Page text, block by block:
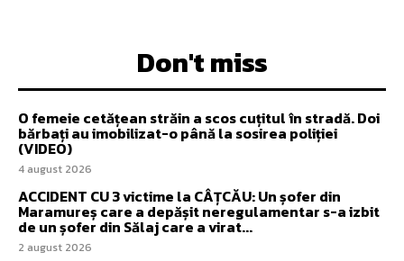
Don't miss
O femeie cetățean străin a scos cuțitul în stradă. Doi
bărbați au imobilizat-o până la sosirea poliției
(VIDEO)
4 august 2026
ACCIDENT CU 3 victime la CÂȚCĂU: Un șofer din
Maramureș care a depășit neregulamentar s-a izbit
de un șofer din Sălaj care a virat...
2 august 2026